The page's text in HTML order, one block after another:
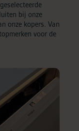
bij onze
onze kopers. Van
voor de